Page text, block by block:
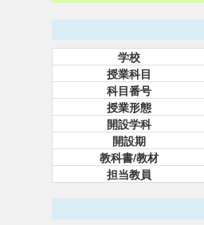
学校
授業科目
科目番号
授業形態
開設学科
開設期
教科書/教材
担当教員